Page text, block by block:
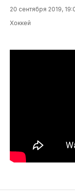
20 сентября 2019,
Хоккей